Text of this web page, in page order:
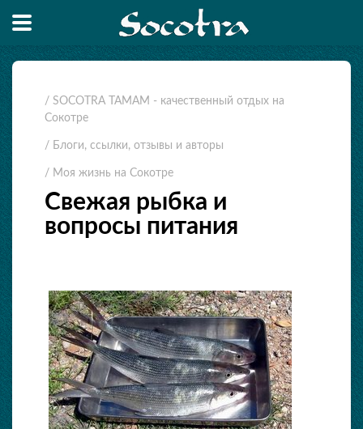
/ SOCOTRA TAMAM - качественный отдых на
Сокотре
/ Блоги, ссылки, отзывы и авторы
/ Моя жизнь на Сокотре
Свежая рыбка и
вопросы питания